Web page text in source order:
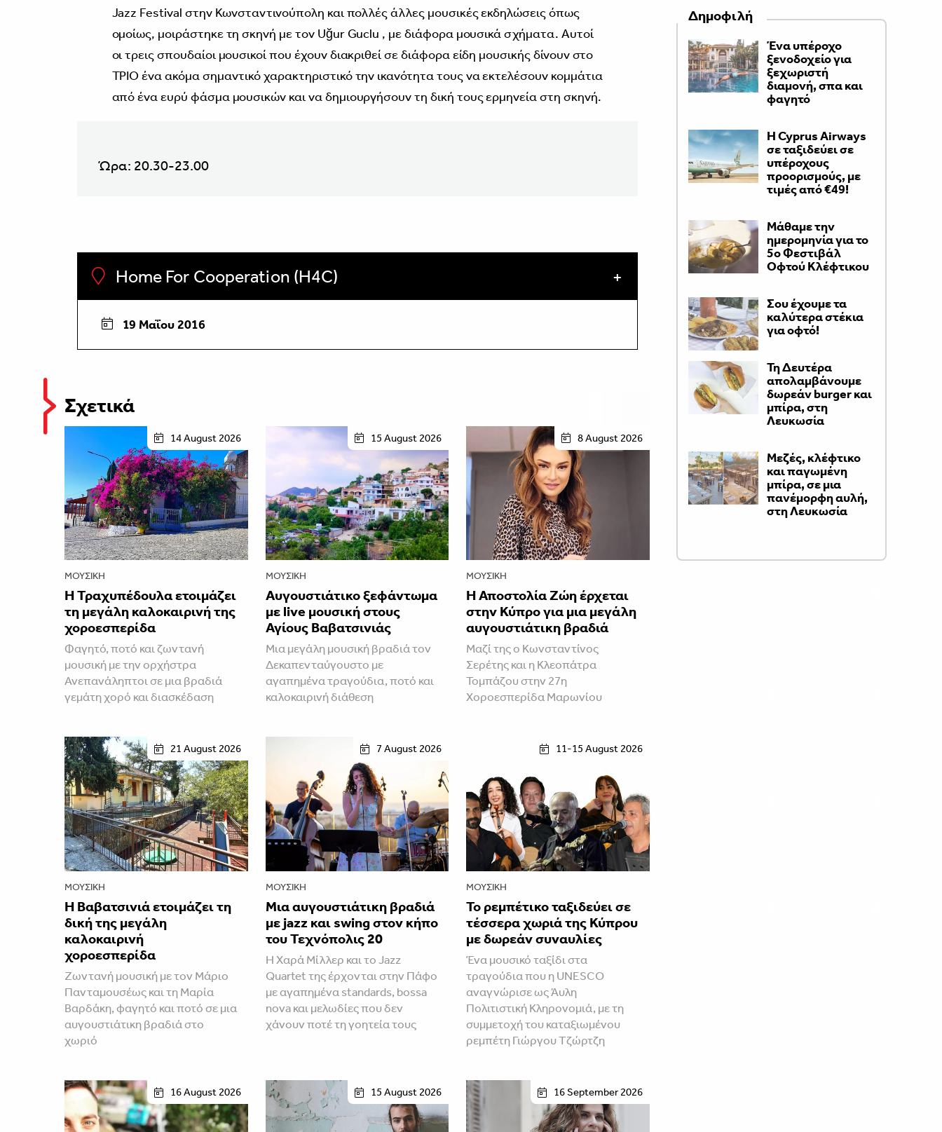
Jazz Festival στην Κωνσταντινούπολη και πολλές άλλες μουσικές εκδηλώσεις όπως
ομοίως, μοιράστηκε τη σκηνή με τον Uğur Guclu , με διάφορα μουσικά σχήματα. Αυτοί
οι τρεις σπουδαίοι μουσικοί που έχουν διακριθεί σε διάφορα είδη μουσικής δίνουν στο
ΤΡΙΟ ένα ακόμα σημαντικό χαρακτηριστικό την ικανότητα τους να εκτελέσουν κομμάτια
από ένα ευρύ φάσμα μουσικών και να δημιουργήσουν τη δική τους ερμηνεία στη σκηνή.
Ώρα: 20.30-23.00
Home For Cooperation (H4C)
19 Μαΐου 2016
Σχετικά
14 August 2026
ΜΟΥΣΙΚΉ
Η Τραχυπέδουλα ετοιμάζει
τη μεγάλη καλοκαιρινή της
χοροεσπερίδα
Φαγητό, ποτό και ζωντανή
μουσική με την ορχήστρα
Ανεπανάληπτοι σε μια βραδιά
γεμάτη χορό και διασκέδαση
15 August 2026
ΜΟΥΣΙΚΉ
Αυγουστιάτικο ξεφάντωμα
με live μουσική στους
Αγίους Βαβατσινιάς
Μια μεγάλη μουσική βραδιά τον
Δεκαπενταύγουστο με
αγαπημένα τραγούδια, ποτό και
καλοκαιρινή διάθεση
8 August 2026
ΜΟΥΣΙΚΉ
Η Αποστολία Ζώη έρχεται
στην Κύπρο για μια μεγάλη
αυγουστιάτικη βραδιά
Μαζί της ο Κωνσταντίνος
Σερέτης και η Κλεοπάτρα
Τομπάζου στην 27η
Χοροεσπερίδα Μαρωνίου
21 August 2026
ΜΟΥΣΙΚΉ
Η Βαβατσινιά ετοιμάζει τη
δική της μεγάλη
καλοκαιρινή
χοροεσπερίδα
Ζωντανή μουσική με τον Μάριο
Πανταμουσέως και τη Μαρία
Βαρδάκη, φαγητό και ποτό σε μια
αυγουστιάτικη βραδιά στο
χωριό
7 August 2026
ΜΟΥΣΙΚΉ
Μια αυγουστιάτικη βραδιά
με jazz και swing στον κήπο
του Τεχνόπολις 20
Η Χαρά Μίλλερ και το Jazz
Quartet της έρχονται στην Πάφο
με αγαπημένα standards, bossa
nova και μελωδίες που δεν
χάνουν ποτέ τη γοητεία τους
11-15 August 2026
ΜΟΥΣΙΚΉ
Το ρεμπέτικο ταξιδεύει σε
τέσσερα χωριά της Κύπρου
με δωρεάν συναυλίες
Ένα μουσικό ταξίδι στα
τραγούδια που η UNESCO
αναγνώρισε ως Άυλη
Πολιτιστική Κληρονομιά, με τη
συμμετοχή του καταξιωμένου
ρεμπέτη Γιώργου Τζώρτζη
16 August 2026 15 August 2026 16 September 2026
Δημοφιλή
Ένα υπέροχο
ξενοδοχείο για
ξεχωριστή
διαμονή, σπα και
φαγητό
H Cyprus Airways
σε ταξιδεύει σε
υπέροχους
προορισμούς, με
τιμές από €49!
Μάθαμε την
ημερομηνία για το
5ο Φεστιβάλ
Οφτού Κλέφτικου
Σου έχουμε τα
καλύτερα στέκια
για οφτό!
Τη Δευτέρα
απολαμβάνουμε
δωρεάν burger και
μπίρα, στη
Λευκωσία
Μεζές, κλέφτικο
και παγωμένη
μπίρα, σε μια
πανέμορφη αυλή,
στη Λευκωσία